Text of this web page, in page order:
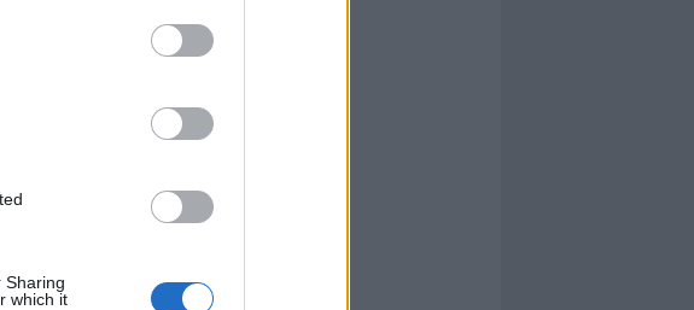
Sharing
which it